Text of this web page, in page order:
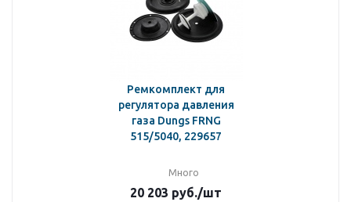
Ремкомплект для
регулятора давления
газа Dungs FRNG
515/5040, 229657
Много
20 203 руб./шт